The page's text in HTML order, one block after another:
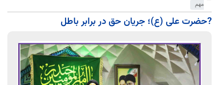
مهم
?حضرت علی (ع)؛ جریان حق در برابر باطل